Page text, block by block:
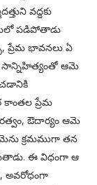
వద్దకు
పడిపోతాడు
ప్రేమ భావనలు ఏ
సాన్నిహిత్యంతో ఆమె
కాంతల ప్రేమ
ఔదార్యం ఆమె
క్రమముగా తన
ఈ విధంగా ఆ
అవరోధంగా